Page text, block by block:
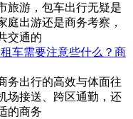
旅游，包车出行无疑是
庭出游还是商务考察，
交通的
车需要注意些什么？商
务出行的高效与体面往
场接送、跨区通勤，还
的商务